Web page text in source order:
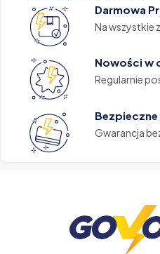
Darmowa
Na wszystkie
Nowości w
Regularnie
Gwarancja